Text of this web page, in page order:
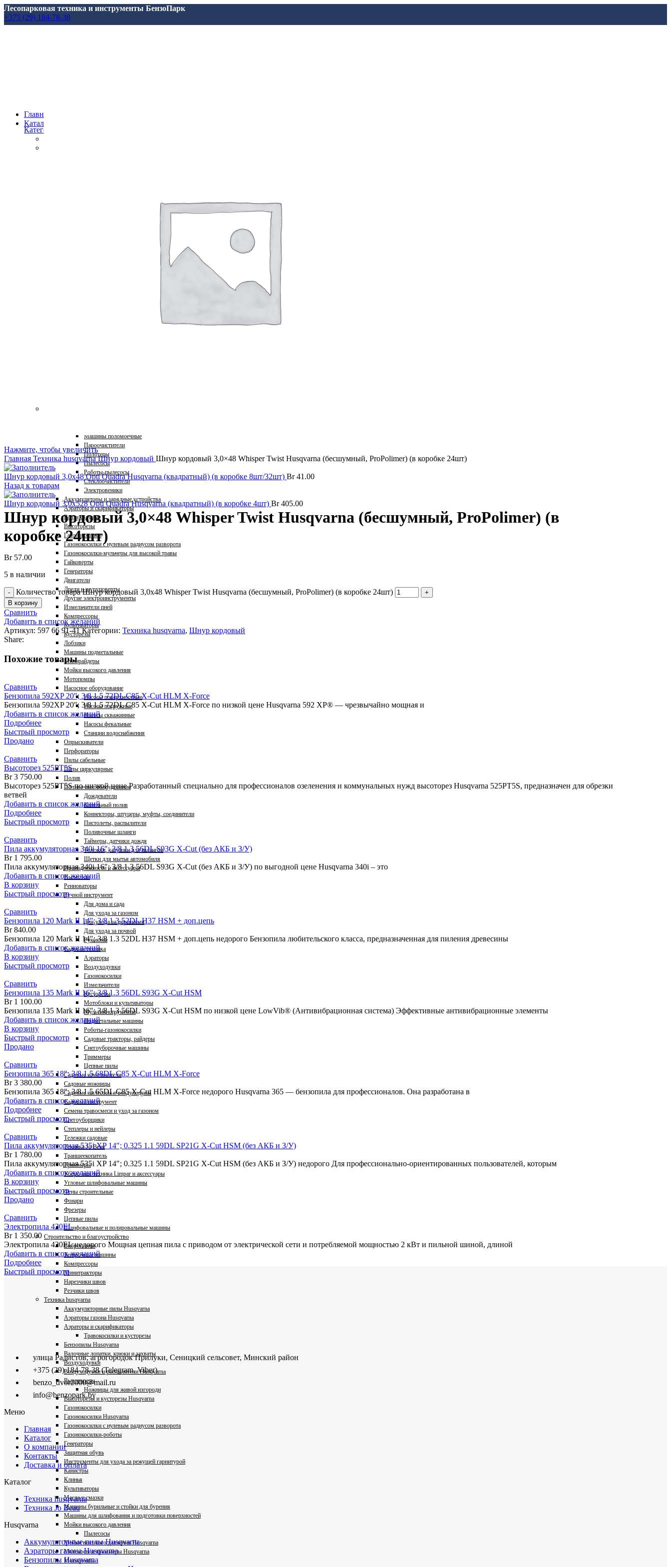
Лесопарковая техника и инструменты БензоПарк
+375 (29) 184-78-38
Главная
Каталог
Категории
для Мотоблоков и Культиваторов
Машины поломоечные
Пароочистители
Полотеры
Пылесосы
Роботы-пылесосы
Стеклоочистители
Электровеники
Аккумуляторы и зарядные устройства
Аэраторы и скарификаторы
Воздуходувы
Высоторезы
Газонокосилки
Газонокосилки с нулевым радиусом разворота
Газонокосилки-мульчеры для высокой травы
Гайковерты
Генераторы
Двигатели
Дрели и шуруповерты
Другие электроинструменты
Измельчители пней
Компрессоры
Культиваторы
Кусторезы
Лобзики
Машины подметальные
Минирайдеры
Мойки высокого давления
Мотопомпы
Насосное оборудование
Насосы поверхностные
Насосы погружные
Насосы скважинные
Насосы фекальные
Станции водоснабжения
Опрыскиватели
Перфораторы
Пилы сабельные
Пилы циркулярные
Полив
Поливочное оборудование
Дождеватели
Капельный полив
Коннекторы, штуцеры, муфты, соединители
Пистолеты, распылители
Поливочные шланги
Таймеры, датчики дождя
Тележки, катушки для шлангов
Щетки для мытья автомобиля
Принадлежности и аксессуары
Пылесосы
Ренноваторы
Ручной инструмент
Для дома и сада
Для ухода за газоном
Для ухода за деревьями
Для ухода за почвой
Рукоятки
Садовая техника
Аэраторы
Воздуходувки
Газонокосилки
Измельчители
Кусторезы
Мотоблоки и культиваторы
Мультиинструменты
Подметальные машины
Роботы-газонокосилки
Садовые тракторы, райдеры
Снегоуборочные машины
Триммеры
Цепные пилы
Садовые измельчители
Садовые ножницы
Садовые пылесосы и воздуходувы
Садовый инструмент
Семена травосмеси и уход за газоном
Снегоуборщики
Степлеры и нейлеры
Тележки садовые
Техника Jo Beau
Траншеекопатель
Триммеры
Уборочная техника Limpar и аксессуары
Угловые шлифовальные машины
Фены строительные
Фонари
Фрезеры
Цепные пилы
Шлифовальные и полировальные машины
Строительство и благоустройство
Виброплиты
Затирочные машины
Компрессоры
Минитракторы
Нарезчики швов
Резчики швов
Техника husqvarna
Аккумуляторные пилы Husqvarna
Аэраторы газона Husqvarna
Аэраторы и скарификаторы
Травокосилки и кусторезы
Бензопилы Husqvarna
Валочные лопатки, крюки и захваты
Воздуходувки
Воздуходувки и распылители Husqvarna
Высоторезы
Ножницы для живой изгороди
Высоторезы и кусторезы Husqvarna
Газонокосилки
Газонокосилки Husqvarna
Газонокосилки с нулевым радиусом разворота
Газонокосилки-роботы
Генераторы
Защитная обувь
Инструменты для ухода за режущей гарнитурой
Канистры
Клинья
Культиваторы
Масла и смазки
Машины бурильные и стойки для бурения
Машины для шлифования и подготовки поверхностей
Мойки высокого давления
Пылесосы
Мойки высокого давления Husqvarna
Мотокосы и триммеры Husqvarna
Мотопомпы
Нажмите, чтобы увеличить
Главная Техника husqvarnaШнур кордовый Шнур кордовый 3,0×48 Whisper Twist Husqvarna (бесшумный, ProPolimer) (в коробке 24шт)
Шнур кордовый 3,0x48 Opti Quadra Husqvarna (квадратный) (в коробке 8шт/32шт) Br41.00
Назад к товарам
Шнур кордовый 3,0x528 Opti Quadra Husqvarna (квадратный) (в коробке 4шт) Br405.00
Шнур кордовый 3,0×48 Whisper Twist Husqvarna (бесшумный, ProPolimer) (в
коробке 24шт)
Br57.00
5 в наличии
Количество товара Шнур кордовый 3,0x48 Whisper Twist Husqvarna (бесшумный, ProPolimer) (в коробке 24шт)
В корзину
Сравнить
Добавить в список желаний
Артикул: 597 66 91-41Категории: Техника husqvarna, Шнур кордовый
Share:
Похожие товары
Сравнить
Бензопила 592XP 20″; 3/8 1.5 72DL C85 X-Cut HLM X-Force
Бензопила 592XP 20″; 3/8 1.5 72DL C85 X-Cut HLM X-Force по низкой цене Husqvarna 592 XP® — чрезвычайно мощная и
Добавить в список желаний
Подробнее
Быстрый просмотр
Продано
Сравнить
Высоторез 525PT5S
Br3 750.00
Высоторез 525PT5S по низкой цене Разработанный специально для профессионалов озеленения и коммунальных нужд высоторез Husqvarna 525PT5S, предназначен для обрезки
ветвей
Добавить в список желаний
Подробнее
Быстрый просмотр
Сравнить
Пила аккумуляторная 340i 16″; 3/8 1.3 56DL S93G X-Cut (без АКБ и З/У)
Br1 795.00
Пила аккумуляторная 340i 16″; 3/8 1.3 56DL S93G X-Cut (без АКБ и З/У) по выгодной цене Husqvarna 340i – это
Добавить в список желаний
В корзину
Быстрый просмотр
Сравнить
Бензопила 120 Mark II 14″; 3/8 1.3 52DL H37 HSM + доп.цепь
Br840.00
Бензопила 120 Mark II 14″; 3/8 1.3 52DL H37 HSM + доп.цепь недорого Бензопила любительского класса, предназначенная для пиления древесины
Добавить в список желаний
В корзину
Быстрый просмотр
Сравнить
Бензопила 135 Mark II 16″; 3/8 1.3 56DL S93G X-Cut HSM
Br1 100.00
Бензопила 135 Mark II 16″; 3/8 1.3 56DL S93G X-Cut HSM по низкой цене LowVib® (Антивибрационная система) Эффективные антивибрационные элементы
Добавить в список желаний
В корзину
Быстрый просмотр
Продано
Сравнить
Бензопила 365 18″; 3/8 1.5 68DL C85 X-Cut HLM X-Force
Br3 380.00
Бензопила 365 18"; 3/8 1.5 65DL C85 X-Cut HLM X-Force недорого Husqvarna 365 — бензопила для профессионалов. Она разработана в
Добавить в список желаний
Подробнее
Быстрый просмотр
Сравнить
Пила аккумуляторная 535i XP 14″; 0.325 1.1 59DL SP21G X-Cut HSM (без АКБ и З/У)
Br1 780.00
Пила аккумуляторная 535i XP 14″; 0.325 1.1 59DL SP21G X-Cut HSM (без АКБ и З/У) недорого Для профессионально-ориентированных пользователей, которым
Добавить в список желаний
В корзину
Быстрый просмотр
Продано
Сравнить
Электропила 420EL
Br1 350.00
Электропила 420EL недорого Мощная цепная пила с приводом от электрической сети и потребляемой мощностью 2 кВт и пильной шиной, длиной
Добавить в список желаний
Подробнее
Быстрый просмотр
улица Радистов, агрогородок Прилуки, Сеницкий сельсовет, Минский район
+375 (29) 184-78-38 (Telegram, Viber)
benzo_dvor2000@mail.ru
info@benzopark.by
Меню
Главная
Каталог
О компании
Контакты
Доставка и оплата
Каталог
Техника husqvarna
Техника Jo Beau
Husqvarna
Аккумуляторные пилы Husqvarna
Аэраторы газона Husqvarna
Бензопилы Husqvarna